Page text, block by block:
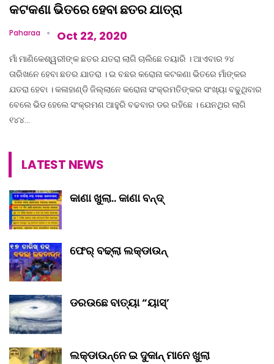
କଟକଣା ଭିତରେ ହେବା ଛତର ଯାତ୍ରା
Paharaa Oct 22, 2020
ମାଁ ମାଣିକେଶ୍ୱରୀଙ୍କ ଛତର ଯତରା ଲାଗି ଚାଲିଛେ ତୟାରି । ଆଏବାର ୨୪
ତାରିଖନେ ହେବା ଛତର ଯାତରା । ଇ ବଛର କରୋନା କଟକଣା ଭିତରେ ମାଁଙ୍କର
ଯତରା ହେବା । କଳାହାଣ୍ଡି ଜିଲ୍ଲାନେ କରୋନା ସଂକ୍ରମତିଙ୍କର ସଂଖ୍ୟା ବଢୁଥିବାର
ବେଲେ ଭିଡ ହେଲେ ସଂକ୍ରମଣ ଆହୁରି ବଢବାର ଡର ରହିଛେ । ଯେନଥିର ଲାଗି
୧୪୪…
LATEST NEWS
କାଣା ଖୁଲା.. କାଣା ବନ୍ଦ୍‌
ଫେର୍ ବଢ୍‌ଲା ଲକ୍‌ଡାଉନ୍‌
ଡରଉଛେ ବାତ୍ୟା “ୟାସ୍‌’
ଲକ୍‌ଡାଉନ୍‌ନେ ଇ ଦୁକାନ୍ ମାନେ ଖୁଲା